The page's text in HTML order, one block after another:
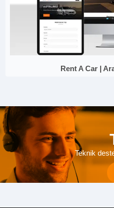
Rent A Car |
Teknik